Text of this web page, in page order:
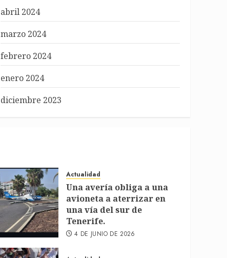
abril 2024
marzo 2024
febrero 2024
enero 2024
diciembre 2023
Actualidad
Una avería obliga a una
avioneta a aterrizar en
una vía del sur de
Tenerife.
4 DE JUNIO DE 2026